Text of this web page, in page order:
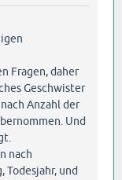
Fragen, daher
Geschwister
Anzahl der
Und
nach
Todesjahr, und